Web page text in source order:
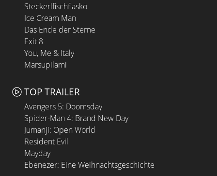
Steckerlfischfiasko
Ice Cream Man
Das Ende der Sterne
Exit 8
You, Me & Italy
Marsupilami
TOP TRAILER
Avengers 5: Doomsday
Spider-Man 4: Brand New Day
Jumanji: Open World
Resident Evil
Mayday
Ebenezer: Eine Weihnachtsgeschichte